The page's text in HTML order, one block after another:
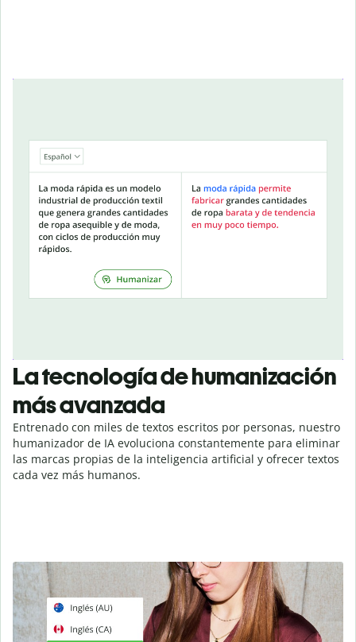
La tecnología de humanización
más avanzada
Entrenado con miles de textos escritos por personas, nuestro
humanizador de IA evoluciona constantemente para eliminar
las marcas propias de la inteligencia artificial y ofrecer textos
cada vez más humanos.